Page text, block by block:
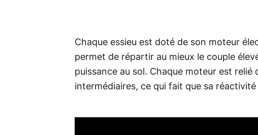
Chaque essieu est doté de son moteur
permet de répartir au mieux le couple
puissance au sol. Chaque moteur est relié
intermédiaires, ce qui fait que sa réactivité